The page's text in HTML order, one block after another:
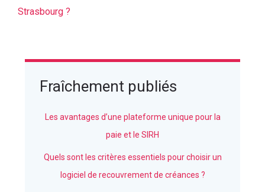
Strasbourg ?
Fraîchement publiés
Les avantages d’une plateforme unique pour la
paie et le SIRH
Quels sont les critères essentiels pour choisir un
logiciel de recouvrement de créances ?